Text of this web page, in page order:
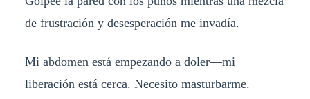
de frustración y desesperación me invadía.
Mi abdomen está empezando a doler—mi
liberación está cerca. Necesito masturbarme.